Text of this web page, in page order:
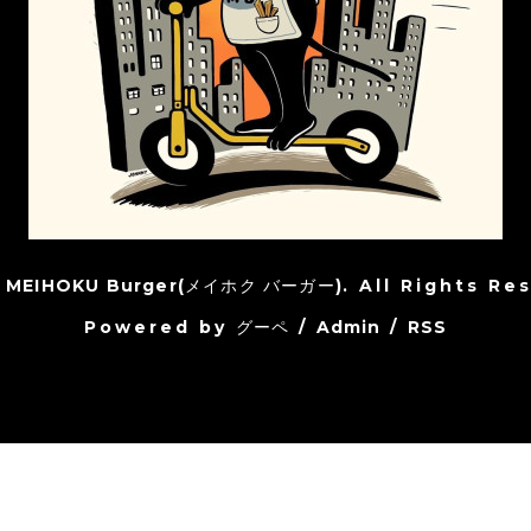
MEIHOKU Burger(メイホク バーガー). All Rights
Powered by グーペ / Admin / RSS